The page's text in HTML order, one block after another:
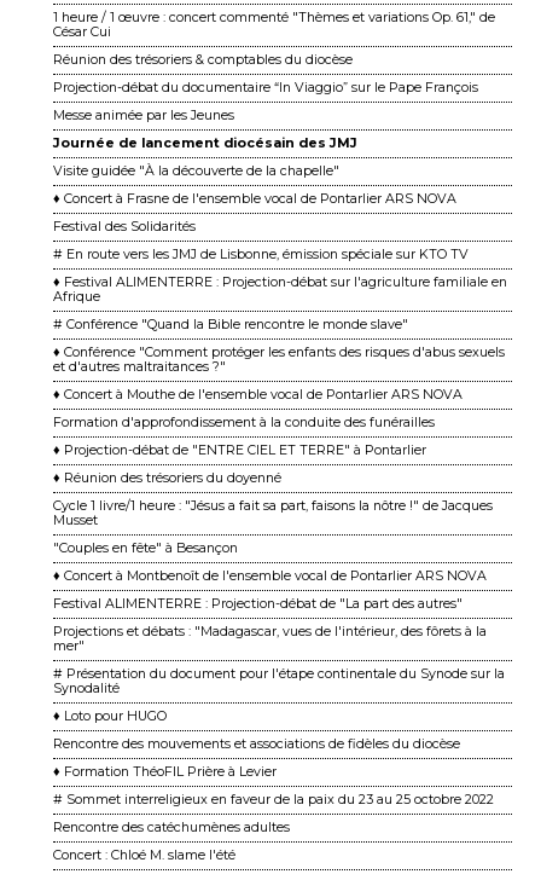
1 heure / 1 œuvre : concert commenté "Thèmes et variations Op. 61," de
César Cui
Réunion des trésoriers & comptables du diocèse
Projection-débat du documentaire “In Viaggio” sur le Pape François
Messe animée par les Jeunes
Journée de lancement diocésain des JMJ
Visite guidée "À la découverte de la chapelle"
♦ Concert à Frasne de l'ensemble vocal de Pontarlier ARS NOVA
Festival des Solidarités
# En route vers les JMJ de Lisbonne, émission spéciale sur KTO TV
♦ Festival ALIMENTERRE : Projection-débat sur l'agriculture familiale en
Afrique
# Conférence "Quand la Bible rencontre le monde slave"
♦ Conférence "Comment protéger les enfants des risques d'abus sexuels
et d'autres maltraitances ?"
♦ Concert à Mouthe de l'ensemble vocal de Pontarlier ARS NOVA
Formation d'approfondissement à la conduite des funérailles
♦ Projection-débat de "ENTRE CIEL ET TERRE" à Pontarlier
♦ Réunion des trésoriers du doyenné
Cycle 1 livre/1 heure : "Jésus a fait sa part, faisons la nôtre !" de Jacques
Musset
"Couples en fête" à Besançon
♦ Concert à Montbenoît de l'ensemble vocal de Pontarlier ARS NOVA
Festival ALIMENTERRE : Projection-débat de "La part des autres"
Projections et débats : "Madagascar, vues de l'intérieur, des fôrets à la
mer"
# Présentation du document pour l'étape continentale du Synode sur la
Synodalité
♦ Loto pour HUGO
Rencontre des mouvements et associations de fidèles du diocèse
♦ Formation ThéoFIL Prière à Levier
# Sommet interreligieux en faveur de la paix du 23 au 25 octobre 2022
Rencontre des catéchumènes adultes
Concert : Chloé M. slame l'été